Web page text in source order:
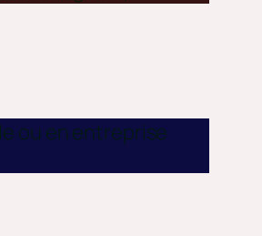
ou en entreprise